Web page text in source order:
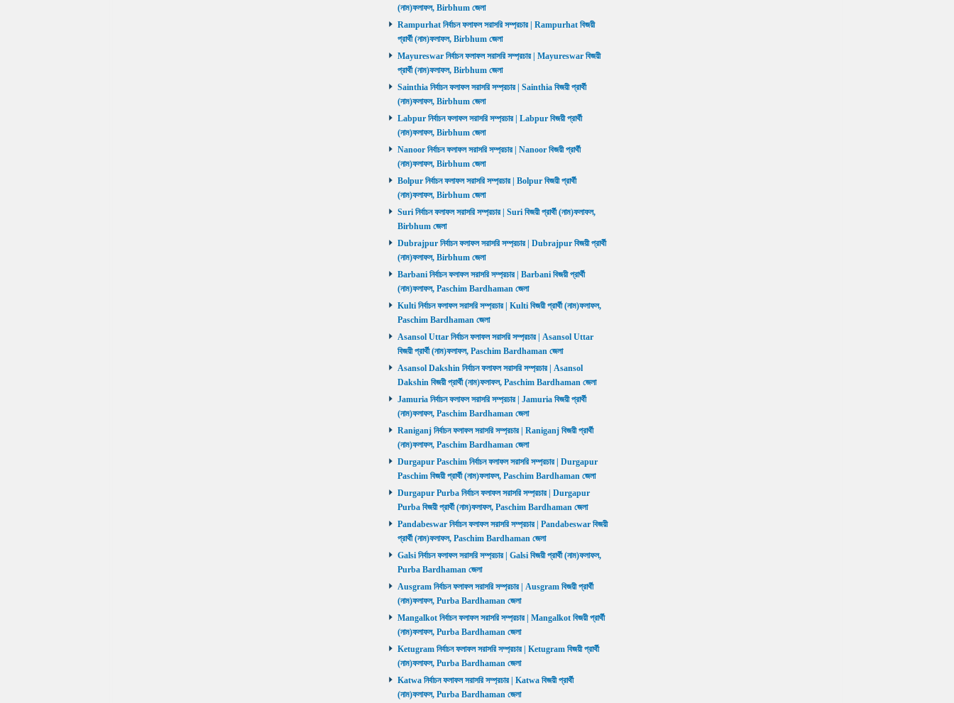
(নাম)ফলাফল, Birbhum জেলা
Rampurhat নির্বাচন ফলাফল সরাসরি সম্প্রচার | Rampurhat বিজয়ী
প্রার্থী (নাম)ফলাফল, Birbhum জেলা
Mayureswar নির্বাচন ফলাফল সরাসরি সম্প্রচার | Mayureswar বিজয়ী
প্রার্থী (নাম)ফলাফল, Birbhum জেলা
Sainthia নির্বাচন ফলাফল সরাসরি সম্প্রচার | Sainthia বিজয়ী প্রার্থী
(নাম)ফলাফল, Birbhum জেলা
Labpur নির্বাচন ফলাফল সরাসরি সম্প্রচার | Labpur বিজয়ী প্রার্থী
(নাম)ফলাফল, Birbhum জেলা
Nanoor নির্বাচন ফলাফল সরাসরি সম্প্রচার | Nanoor বিজয়ী প্রার্থী
(নাম)ফলাফল, Birbhum জেলা
Bolpur নির্বাচন ফলাফল সরাসরি সম্প্রচার | Bolpur বিজয়ী প্রার্থী
(নাম)ফলাফল, Birbhum জেলা
Suri নির্বাচন ফলাফল সরাসরি সম্প্রচার | Suri বিজয়ী প্রার্থী (নাম)ফলাফল,
Birbhum জেলা
Dubrajpur নির্বাচন ফলাফল সরাসরি সম্প্রচার | Dubrajpur বিজয়ী প্রার্থী
(নাম)ফলাফল, Birbhum জেলা
Barbani নির্বাচন ফলাফল সরাসরি সম্প্রচার | Barbani বিজয়ী প্রার্থী
(নাম)ফলাফল, Paschim Bardhaman জেলা
Kulti নির্বাচন ফলাফল সরাসরি সম্প্রচার | Kulti বিজয়ী প্রার্থী (নাম)ফলাফল,
Paschim Bardhaman জেলা
Asansol Uttar নির্বাচন ফলাফল সরাসরি সম্প্রচার | Asansol Uttar
বিজয়ী প্রার্থী (নাম)ফলাফল, Paschim Bardhaman জেলা
Asansol Dakshin নির্বাচন ফলাফল সরাসরি সম্প্রচার | Asansol
Dakshin বিজয়ী প্রার্থী (নাম)ফলাফল, Paschim Bardhaman জেলা
Jamuria নির্বাচন ফলাফল সরাসরি সম্প্রচার | Jamuria বিজয়ী প্রার্থী
(নাম)ফলাফল, Paschim Bardhaman জেলা
Raniganj নির্বাচন ফলাফল সরাসরি সম্প্রচার | Raniganj বিজয়ী প্রার্থী
(নাম)ফলাফল, Paschim Bardhaman জেলা
Durgapur Paschim নির্বাচন ফলাফল সরাসরি সম্প্রচার | Durgapur
Paschim বিজয়ী প্রার্থী (নাম)ফলাফল, Paschim Bardhaman জেলা
Durgapur Purba নির্বাচন ফলাফল সরাসরি সম্প্রচার | Durgapur
Purba বিজয়ী প্রার্থী (নাম)ফলাফল, Paschim Bardhaman জেলা
Pandabeswar নির্বাচন ফলাফল সরাসরি সম্প্রচার | Pandabeswar বিজয়ী
প্রার্থী (নাম)ফলাফল, Paschim Bardhaman জেলা
Galsi নির্বাচন ফলাফল সরাসরি সম্প্রচার | Galsi বিজয়ী প্রার্থী (নাম)ফলাফল,
Purba Bardhaman জেলা
Ausgram নির্বাচন ফলাফল সরাসরি সম্প্রচার | Ausgram বিজয়ী প্রার্থী
(নাম)ফলাফল, Purba Bardhaman জেলা
Mangalkot নির্বাচন ফলাফল সরাসরি সম্প্রচার | Mangalkot বিজয়ী প্রার্থী
(নাম)ফলাফল, Purba Bardhaman জেলা
Ketugram নির্বাচন ফলাফল সরাসরি সম্প্রচার | Ketugram বিজয়ী প্রার্থী
(নাম)ফলাফল, Purba Bardhaman জেলা
Katwa নির্বাচন ফলাফল সরাসরি সম্প্রচার | Katwa বিজয়ী প্রার্থী
(নাম)ফলাফল, Purba Bardhaman জেলা